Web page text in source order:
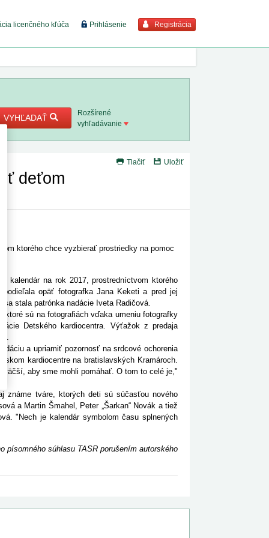
licenčného kľúča Prihlásenie Registrácia
viac
8. 2026
8.
8. 2026
8. 2026
VYHĽADAŤ
Rozšírené
vyhľadávanie
Tlačiť
Uložiť
deťom
ktorého chce vyzbierať prostriedky na pomoc
kalendár na rok 2017, prostredníctvom ktorého
opäť fotografka Jana Keketi a pred jej
stala patrónka nadácie Iveta Radičová.
sú na fotografiách vďaka umeniu fotografky
Detského kardiocentra. Výťažok z predaja
a upriamiť pozornosť na srdcové ochorenia
kardiocentre na bratislavských Kramároch.
aby sme mohli pomáhať. O tom to celé je,"
tváre, ktorých deti sú súčasťou nového
a Martin Šmahel, Peter „Šarkan“ Novák a tiež
"Nech je kalendár symbolom času splnených
písomného súhlasu TASR porušením autorského